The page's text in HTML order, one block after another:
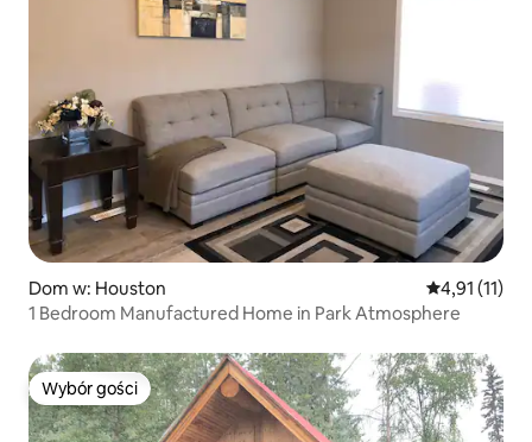
Dom w: Houston Średnia
4,91 (11)
1 Bedroom Manufactured Home in Park Atmosphere
Wybór gości
Wybór gości